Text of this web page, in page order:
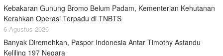
Kebakaran Gunung Bromo Belum Padam, Kementerian Kehutanan
Kerahkan Operasi Terpadu di TNBTS
6 Agustus 2026
Banyak Diremehkan, Paspor Indonesia Antar Timothy Astandu
Keliling 197 Negara